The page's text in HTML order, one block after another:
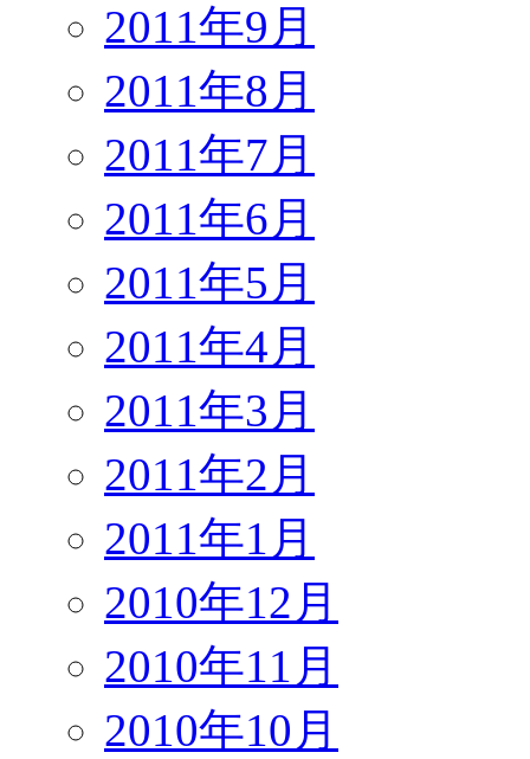
2011年9月
2011年8月
2011年7月
2011年6月
2011年5月
2011年4月
2011年3月
2011年2月
2011年1月
2010年12月
2010年11月
2010年10月